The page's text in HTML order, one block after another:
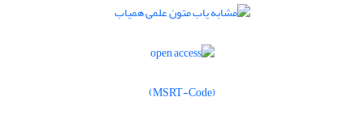
(MSRT-Code)